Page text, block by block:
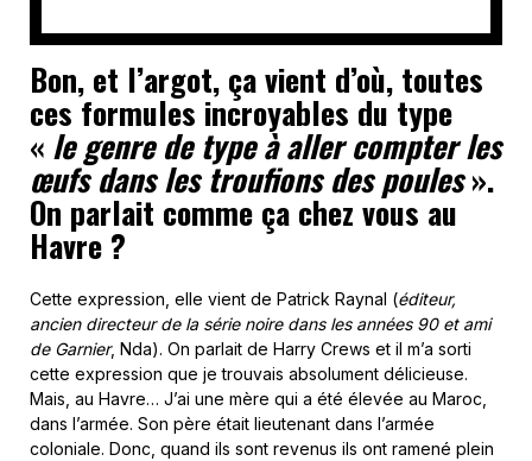
Bon, et l’argot, ça vient d’où, toutes
ces formules incroyables du type
« le genre de type à aller compter les
œufs dans les troufions des poules».
On parlait comme ça chez vous au
Havre ?
Cette expression, elle vient de Patrick Raynal (éditeur,
ancien directeur de la série noire dans les années 90 et ami
de Garnier, Nda). On parlait de Harry Crews et il m’a sorti
cette expression que je trouvais absolument délicieuse.
Mais, au Havre… J’ai une mère qui a été élevée au Maroc,
dans l’armée. Son père était lieutenant dans l’armée
coloniale. Donc, quand ils sont revenus ils ont ramené plein